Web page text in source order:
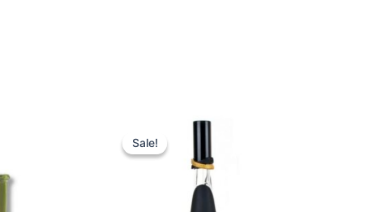
Sale!
Sale!
Original
was:
500,00 kr..